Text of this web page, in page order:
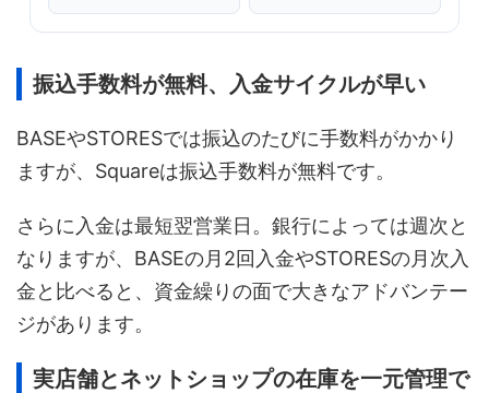
振込手数料が無料、入金サイクルが早い
BASEやSTORESでは振込のたびに手数料がかかり
ますが、Squareは振込手数料が無料です。
さらに入金は最短翌営業日。銀行によっては週次と
なりますが、BASEの月2回入金やSTORESの月次入
金と比べると、資金繰りの面で大きなアドバンテー
ジがあります。
実店舗とネットショップの在庫を一元管理で